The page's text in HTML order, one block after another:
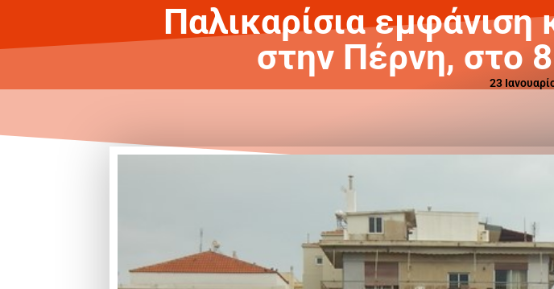
Παλικαρίσια εμφάνιση
στην Πέρνη, στο
23